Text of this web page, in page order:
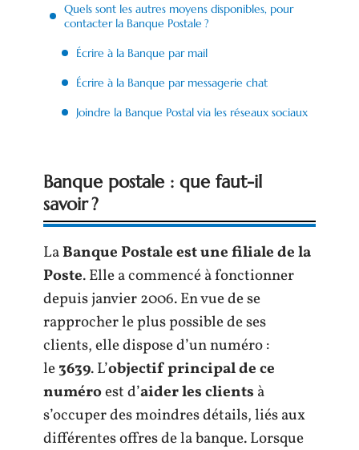
Quels sont les autres moyens disponibles, pour
contacter la Banque Postale ?
Écrire à la Banque par mail
Écrire à la Banque par messagerie chat
Joindre la Banque Postal via les réseaux sociaux
Banque postale : que faut-il
savoir ?
LaBanque Postale est une filiale de la
Poste. Elle a commencé à fonctionner
depuis janvier 2006. En vue de se
rapprocher le plus possible de ses
clients, elle dispose d’un numéro :
le3639. L’objectif principal de ce
numéroest d’aider les clients à
s’occuper des moindres détails, liés aux
différentes offres de la banque. Lorsque